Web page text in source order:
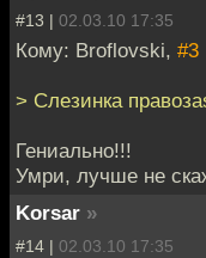
#13 | 02.03.10 17:35
Кому: Broflovski, #3
> Слезинка
Гениально!!!
Умри, лучше не
Korsar »
#14 | 02.03.10 17:35